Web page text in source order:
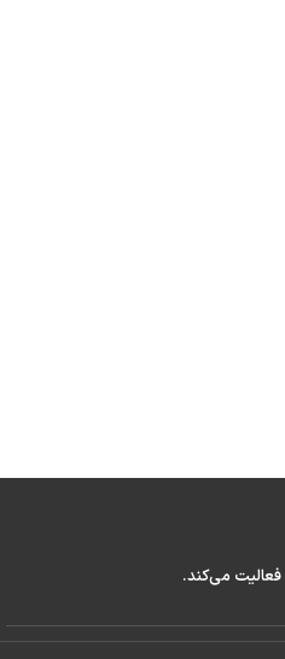
فعالیت می‌کند.